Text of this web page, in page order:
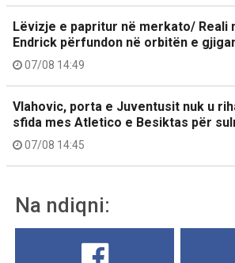
Lëvizje e papritur në merkato/ Reali
Endrick përfundon në orbitën e
07/08 14:49
Vlahovic, porta e Juventusit nuk u
sfida mes Atletico e Besiktas për
07/08 14:45
Na ndiqni: